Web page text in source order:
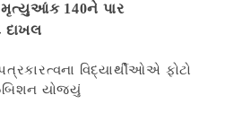
મૃત્યુઆંક 140ને પાર
દાખલ